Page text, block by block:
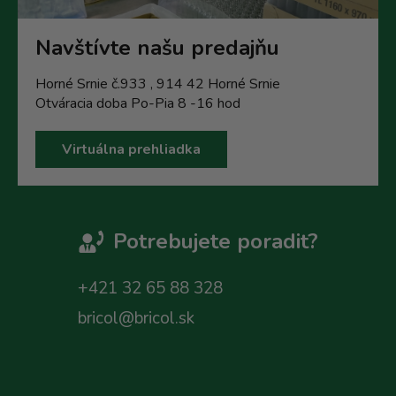
Navštívte našu predajňu
Horné Srnie č.933 , 914 42 Horné Srnie
Otváracia doba Po-Pia 8 -16 hod
Virtuálna prehliadka
Potrebujete poradit?
+421 32 65 88 328
bricol@bricol.sk